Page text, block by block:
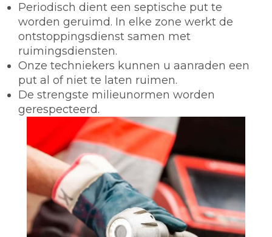
Periodisch dient een septische put te
worden geruimd. In elke zone werkt de
ontstoppingsdienst samen met
ruimingsdiensten.
Onze techniekers kunnen u aanraden een
put al of niet te laten ruimen.
De strengste milieunormen worden
gerespecteerd.